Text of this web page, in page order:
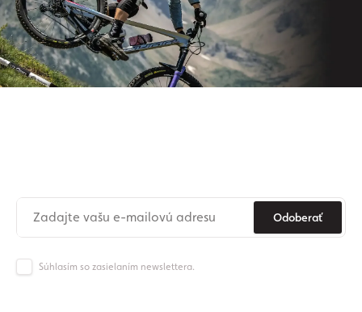
Odoberať
Súhlasím so zasielaním newslettera.